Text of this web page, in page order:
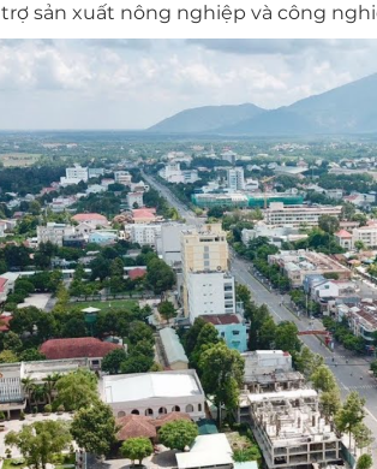
sản xuất nông nghiệp và công